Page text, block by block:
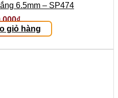
6.5mm – SP474
₫
giỏ hàng